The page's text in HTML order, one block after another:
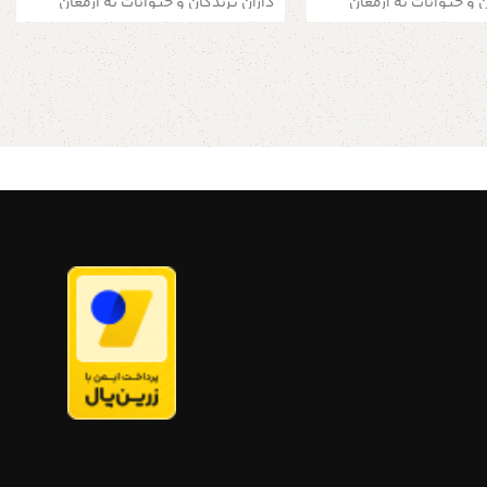
با رنگ اکریلیک بی بو و
شده برای خود
و بی مخاطره است!
می توان بسته به
باغ یا حتی کوچه روی
یا بالکن و در داخل
داد و آن را مامنی
اهلی و وحشی ساخت.
دارد.
لانه چوبی که با رنگ اکریلیک بی بو و
ضد حساسیت نقاشی شده برای خود
پرنده نیز، زیبا و بی مخاطره است!
این لانه ها را می توان بسته به
موقعیت در حیاط، باغ یا حتی کوچه روی
تنه درختان، دیوار یا بالکن و در داخل
خانه در کنجی قرار داد و آن را مامنی
برای پرندگان اهلی و وحشی ساخت.
ابعاد :